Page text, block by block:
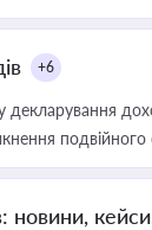
+6
декларування
новини,